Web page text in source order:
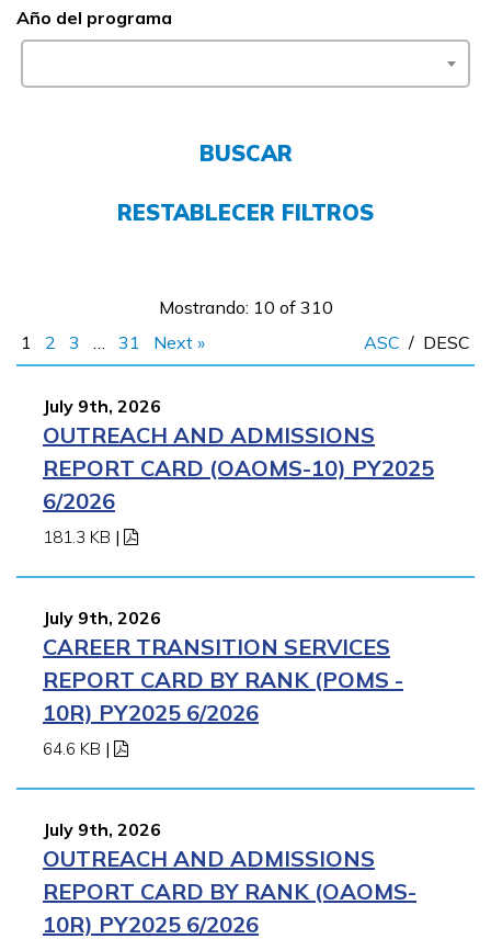
FAQs
Año del programa
BUSCAR
RESTABLECER FILTROS
Mostrando: 10 of 310
1
2 3 … 31 Next » ASC / DESC
July 9th, 2026
OUTREACH AND ADMISSIONS
REPORT CARD (OAOMS-10) PY2025
6/2026
181.3 KB |
July 9th, 2026
CAREER TRANSITION SERVICES
REPORT CARD BY RANK (POMS -
10R) PY2025 6/2026
64.6 KB |
July 9th, 2026
OUTREACH AND ADMISSIONS
REPORT CARD BY RANK (OAOMS-
10R) PY2025 6/2026